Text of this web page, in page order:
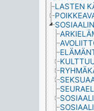
LASTEN